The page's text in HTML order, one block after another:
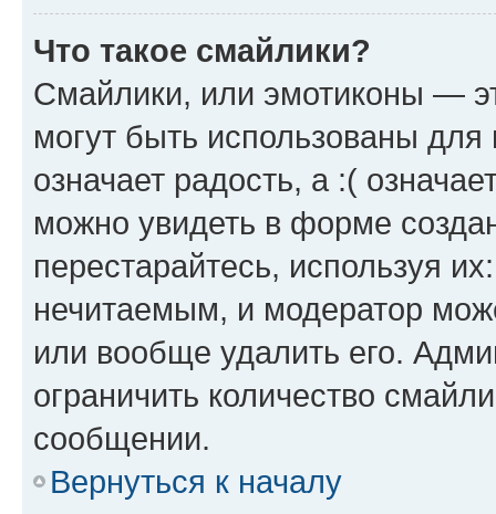
Что такое смайлики?
Смайлики, или эмотиконы —
могут быть использованы
означает радость, а :(
можно увидеть в форме
перестарайтесь, используя
нечитаемым, и модератор
или вообще удалить его.
ограничить количество
сообщении.
Вернуться к началу